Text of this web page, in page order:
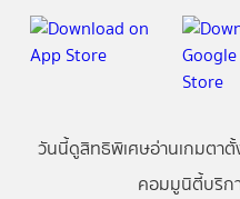
วันนี้ดูสิทธิพิเศษอ่านเกมตาตั้
คอมมูนิตี้บริก